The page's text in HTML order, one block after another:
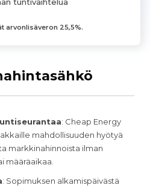
arvonlisäveron 25,5%.
: Cheap Energy
mahdollisuuden hyötyä
markkinahinnoista ilman
määräaikaa.
: Sopimuksen alkamispäivästä